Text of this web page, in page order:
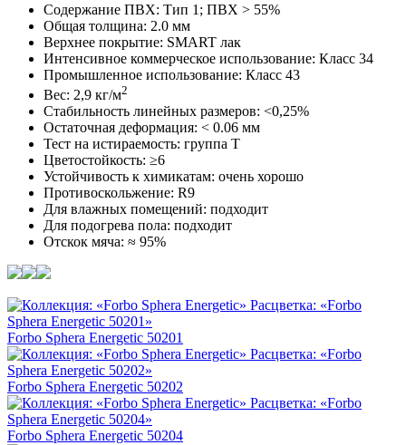
Содержание ПВХ: Тип 1; ПВХ > 55%
Общая толщина: 2.0 мм
Верхнее покрытие: SMART лак
Интенсивное коммерческое использование: Класс 34
Промышленное использование: Класс 43
Вес: 2,9 кг/м2
Стабильность линейных размеров: <0,25%
Остаточная деформация: < 0.06 мм
Тест на истираемость: группа T
Цветостойкость: ≥6
Устойчивость к химикатам: очень хорошо
Противоскольжение: R9
Для влажных помещений: подходит
Для подогрева пола: подходит
Отскок мяча: ≈ 95%
Forbo Sphera Energetic 50201
Forbo Sphera Energetic 50202
Forbo Sphera Energetic 50204